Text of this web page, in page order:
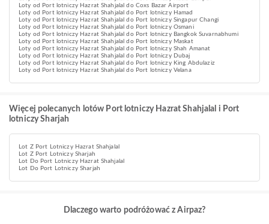
Loty od Port lotniczy Hazrat Shahjalal do Coxs Bazar Airport
Loty od Port lotniczy Hazrat Shahjalal do Port lotniczy Hamad
Loty od Port lotniczy Hazrat Shahjalal do Port lotniczy Singapur Changi
Loty od Port lotniczy Hazrat Shahjalal do Port lotniczy Osmani
Loty od Port lotniczy Hazrat Shahjalal do Port lotniczy Bangkok Suvarnabhumi
Loty od Port lotniczy Hazrat Shahjalal do Port lotniczy Maskat
Loty od Port lotniczy Hazrat Shahjalal do Port lotniczy Shah Amanat
Loty od Port lotniczy Hazrat Shahjalal do Port lotniczy Dubaj
Loty od Port lotniczy Hazrat Shahjalal do Port lotniczy King Abdulaziz
Loty od Port lotniczy Hazrat Shahjalal do Port lotniczy Velana
Więcej polecanych lotów Port lotniczy Hazrat Shahjalal i Port
lotniczy Sharjah
Lot Z Port Lotniczy Hazrat Shahjalal
Lot Z Port Lotniczy Sharjah
Lot Do Port Lotniczy Hazrat Shahjalal
Lot Do Port Lotniczy Sharjah
Dlaczego warto podróżować z Airpaz?